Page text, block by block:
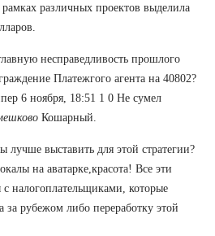
различных проектов выделила
несправедливость прошлого
Платежгого агента на 40802?
6 ноября, 18:51 1 0 Не сумел
Кошарный.
лучше выставить для этой стратегии?
на аватарке,красота! Все эти
налогоплательщиками, которые
за рубежом либо переработку этой